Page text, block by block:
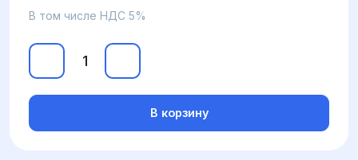
В том числе НДС 5%
В корзину